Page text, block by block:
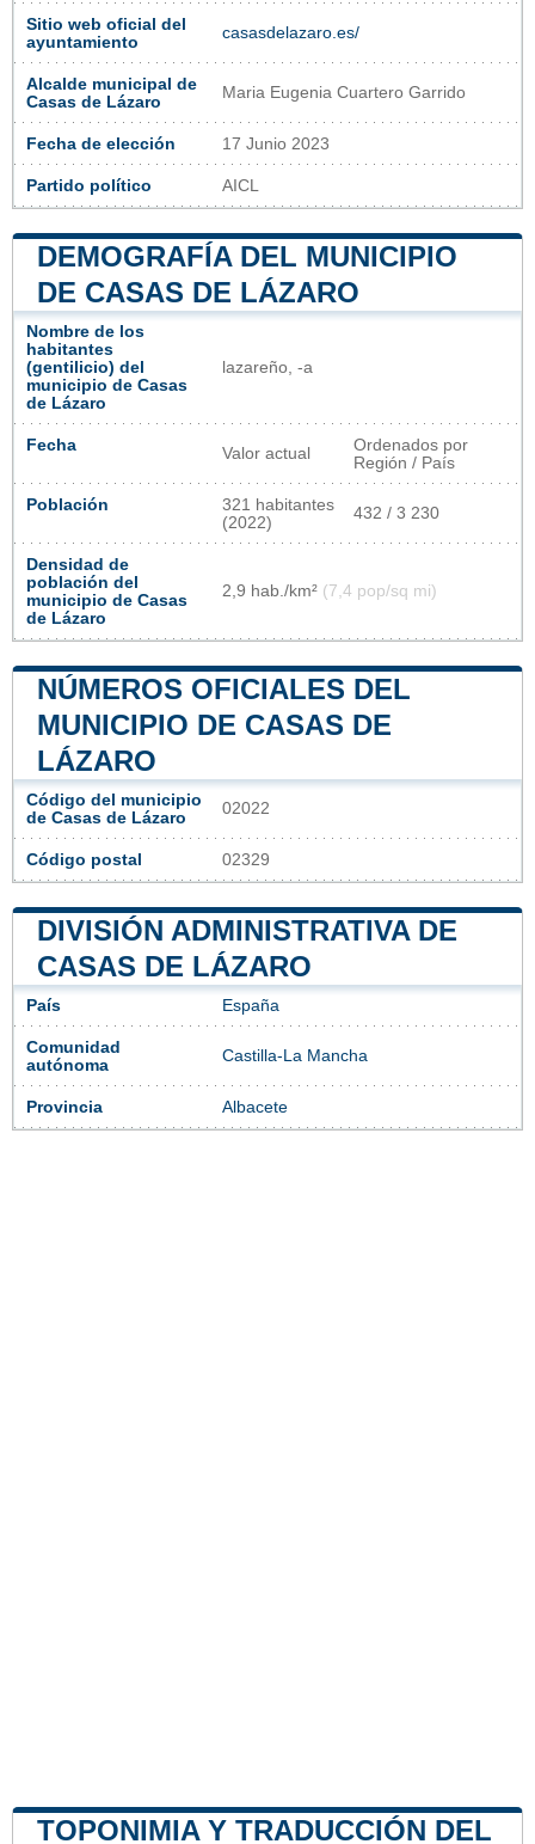
Sitio web oficial del
ayuntamiento
casasdelazaro.es/
Alcalde municipal de
Casas de Lázaro
Maria Eugenia Cuartero Garrido
Fecha de elección 17 Junio 2023
Partido político AICL
DEMOGRAFÍA DEL MUNICIPIO
DE CASAS DE LÁZARO
Nombre de los
habitantes
(gentilicio) del
municipio de Casas
de Lázaro
lazareño, -a
Fecha Valor actual
Ordenados por
Región / País
Población
321 habitantes
(2022)
432 / 3 230
Densidad de
población del
municipio de Casas
de Lázaro
2,9 hab./km² (7,4 pop/sq mi)
NÚMEROS OFICIALES DEL
MUNICIPIO DE CASAS DE
LÁZARO
Código del municipio
de Casas de Lázaro
02022
Código postal 02329
DIVISIÓN ADMINISTRATIVA DE
CASAS DE LÁZARO
País España
Comunidad
autónoma
Castilla-La Mancha
Provincia Albacete
TOPONIMIA Y TRADUCCIÓN DEL